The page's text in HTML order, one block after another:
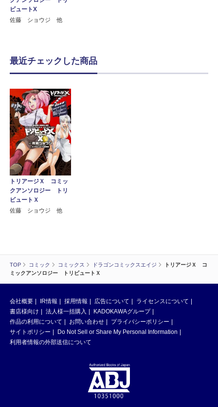
TOP コミック コミックス ドラゴンコミックスエイジ
トリアージＸ コ
ミックアンソロジー トリビュートＸ
ビュートX
佐藤 ショウジ 他
最近チェックした商品
トリアージＸ コミッ
クアンソロジー トリ
ビュートＸ
佐藤 ショウジ 他
会社概要 IR情報 採用情報 広告について
ライセンスについて
書店様向け
法人様一括購入
KADOKAWAグループ
作品の利用について
お問い合わせ
プライバシーポリシー
サイトポリシー
Do Not Sell or Share My Personal Information
利用者情報の外部送信について